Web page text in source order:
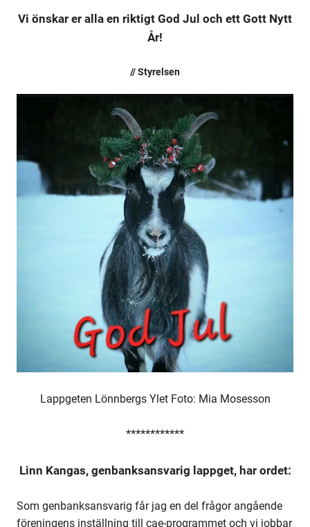
Vi önskar er alla en riktigt God Jul och ett Gott Nytt
År!
// Styrelsen
Lappgeten Lönnbergs Ylet Foto: Mia Mosesson
************
Linn Kangas, genbanksansvarig lappget, har ordet:
Som genbanksansvarig får jag en del frågor angående
föreningens inställning till cae-programmet och vi jobbar